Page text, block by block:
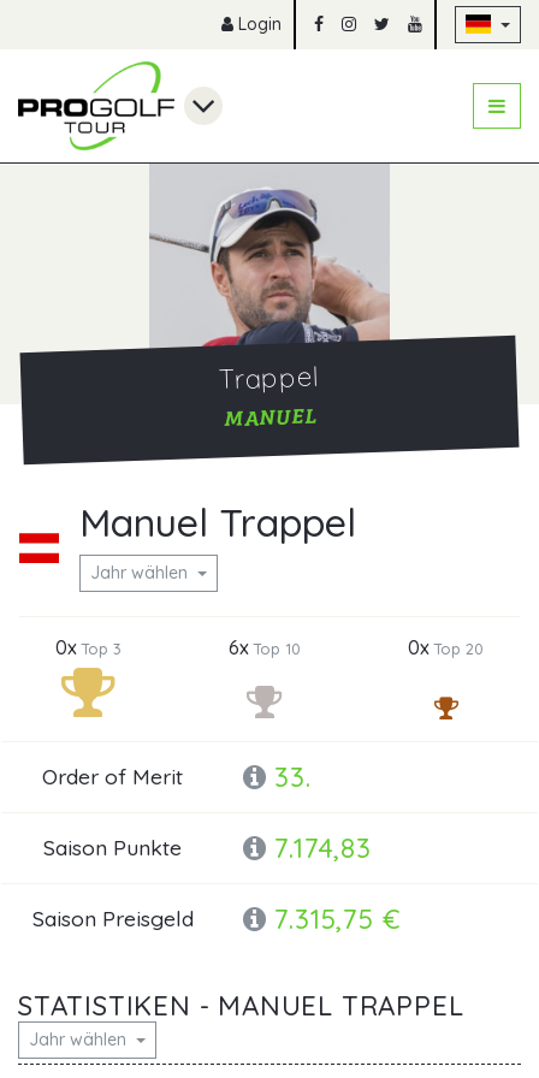
Login
Trappel
MANUEL
Manuel Trappel
Jahr wählen
0xTop 3 6xTop 10 0xTop 20
Order of Merit 33.
Saison Punkte 7.174,83
Saison Preisgeld 7.315,75 €
STATISTIKEN - MANUEL TRAPPEL
Jahr wählen